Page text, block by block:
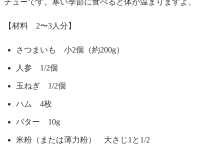
【材料 2〜3人分】
さつまいも 小2個（約200g）
人参 1/2個
玉ねぎ 1/2個
ハム 4枚
バター 10g
米粉（または薄力粉） 大さじ1と1/2